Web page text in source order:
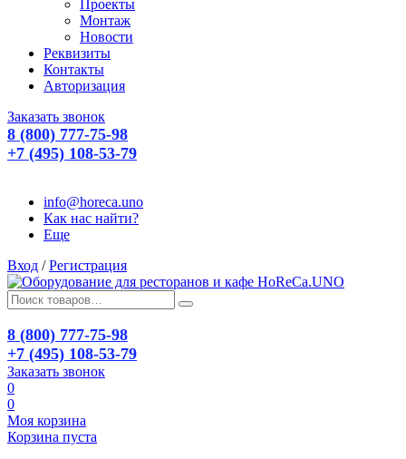
Проекты
Монтаж
Новости
Реквизиты
Контакты
Авторизация
Заказать звонок
8 (800) 777-75-98
+7 (495) 108-53-79
info@horeca.uno
Как нас найти?
Еще
Вход / Регистрация
8 (800) 777-75-98
+7 (495) 108-53-79
Заказать звонок
0
0
Моя корзина
Корзина пуста